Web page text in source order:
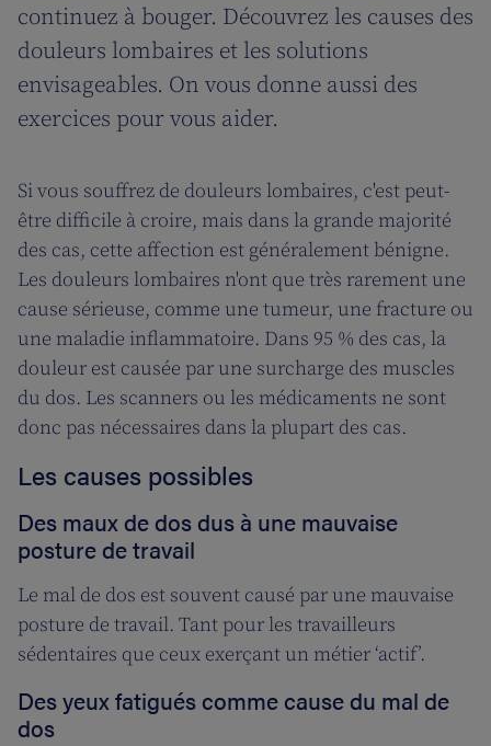
continuez à bouger. Découvrez les causes des
douleurs lombaires et les solutions
envisageables. On vous donne aussi des
exercices pour vous aider.
Si vous souffrez de douleurs lombaires, c'est peut-
être difficile à croire, mais dans la grande majorité
des cas, cette affection est généralement bénigne.
Les douleurs lombaires n'ont que très rarement une
cause sérieuse, comme une tumeur, une fracture ou
une maladie inflammatoire. Dans 95 % des cas, la
douleur est causée par une surcharge des muscles
du dos. Les scanners ou les médicaments ne sont
donc pas nécessaires dans la plupart des cas.
Les causes possibles
Des maux de dos dus à une mauvaise
posture de travail
Le mal de dos est souvent causé par une mauvaise
posture de travail. Tant pour les travailleurs
sédentaires que ceux exerçant un métier ‘actif’.
Des yeux fatigués comme cause du mal de
dos